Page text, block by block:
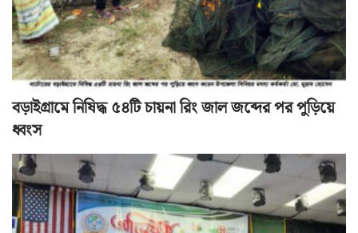
বড়াইগ্রামে নিষিদ্ধ ৫৪টি চায়না রিং জাল জব্দের পর পুড়িয়ে
ধ্বংস